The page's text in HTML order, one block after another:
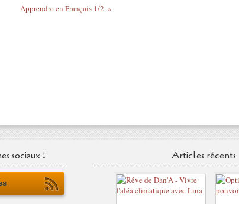
Apprendre en Français 1/2
sociaux ! Articles récents